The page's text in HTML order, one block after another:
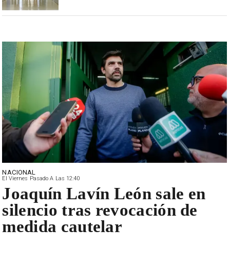
NACIONAL
El Viernes Pasado A Las 12:40
Joaquín Lavín León sale en
silencio tras revocación de
medida cautelar